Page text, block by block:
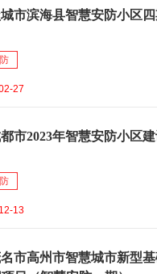
市滨海县智慧安防小区四
27
市2023年智慧安防小区
13
市高州市智慧城市新型